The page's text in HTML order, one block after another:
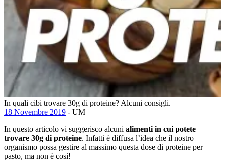
In quali cibi trovare 30g di proteine? Alcuni consigli.
18 Novembre 2019 - UM
In questo articolo vi suggerisco alcuni alimenti in cui potete
trovare 30g di proteine. Infatti è diffusa l’idea che il nostro
organismo possa gestire al massimo questa dose di proteine per
pasto, ma non è così!